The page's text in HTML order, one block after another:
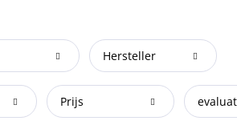
Hersteller
Prijs